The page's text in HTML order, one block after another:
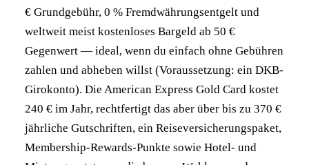
€ Grundgebühr, 0 % Fremdwährungsentgelt und
weltweit meist kostenloses Bargeld ab 50 €
Gegenwert — ideal, wenn du einfach ohne Gebühren
zahlen und abheben willst (Voraussetzung: ein DKB-
Girokonto). Die American Express Gold Card kostet
240 € im Jahr, rechtfertigt das aber über bis zu 370 €
jährliche Gutschriften, ein Reiseversicherungspaket,
Membership-Rewards-Punkte sowie Hotel- und